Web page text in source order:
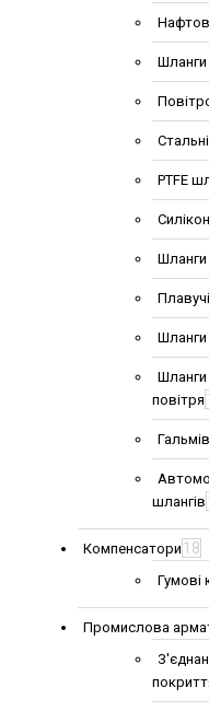
Шланги
PTFE
Шланги
Шланги
Шланги
повітря
шлангів
Компенсатори 18
Гумові
Промислова